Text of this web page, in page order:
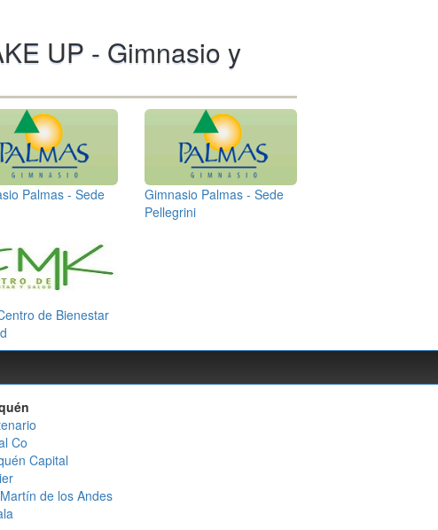
UP - Gimnasio y
Palmas - Sede
Gimnasio Palmas - Sede
Pellegrini
de Bienestar
Co
Capital
de los Andes